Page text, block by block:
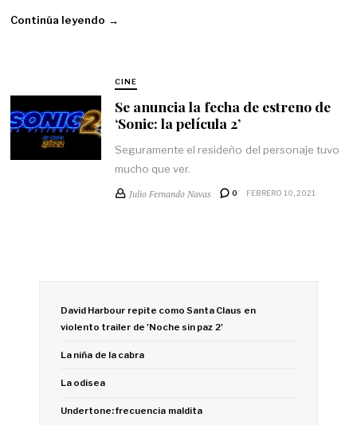
Continúa leyendo →
CINE
Se anuncia la fecha de estreno de
‘Sonic: la película 2’
Seguramente el resideño del personaje tuvo
mucho que ver.
Julio Fernando Navas 0 FEBRERO 10, 2021
David Harbour repite como Santa Claus en
violento trailer de 'Noche sin paz 2'
La niña de la cabra
La odisea
Undertone: frecuencia maldita